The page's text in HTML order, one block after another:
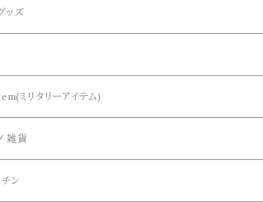
)
スドロ)
ティール)
DESIGN(ザ フレーバーデザイン)
エフオービーファクトリー)
リー
ース、マネークリップ
ッズ
ミリタリーアイテム)
雑貨
ン